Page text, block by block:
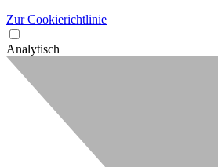
Zur Cookierichtlinie
Analytisch